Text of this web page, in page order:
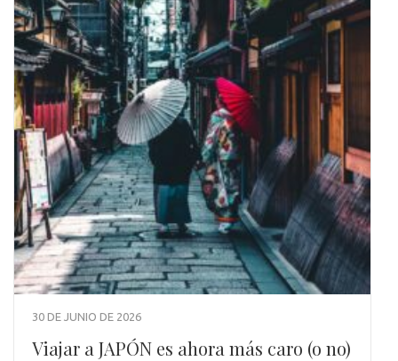
30 DE JUNIO DE 2026
Viajar a JAPÓN es ahora más caro (o no)